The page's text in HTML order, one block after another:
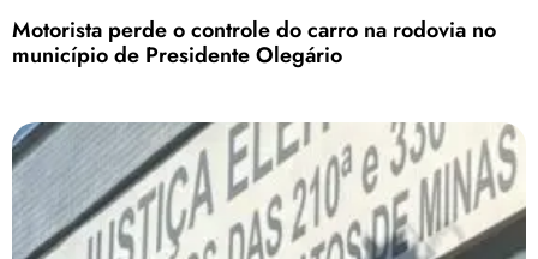
Motorista perde o controle do carro na rodovia no
município de Presidente Olegário